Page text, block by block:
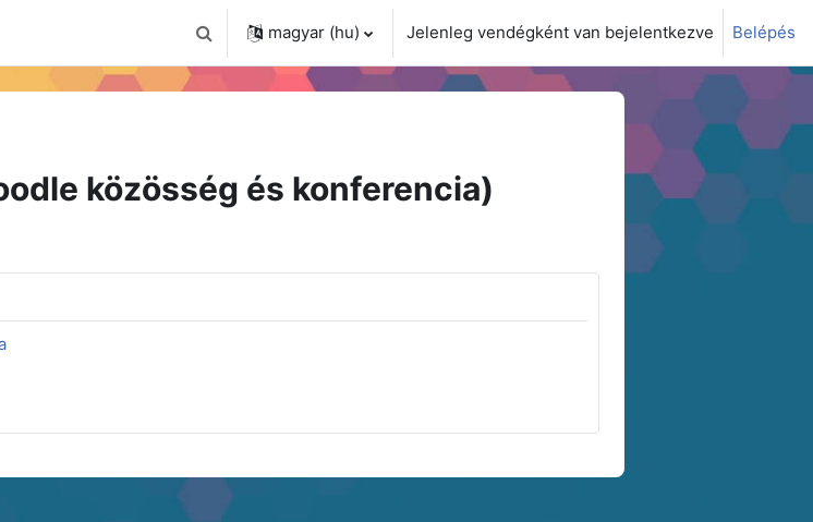
Keresési bemeneti adatok váltása
magyar ‎(hu)‎ Jelenleg vendégként van bejelentkezve Belépés
közösség és konferencia)